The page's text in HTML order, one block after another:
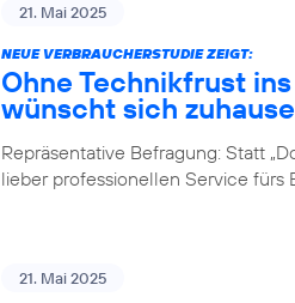
21. Mai 2025
NEUE VERBRAUCHERSTUDIE ZEIGT:
Ohne Technikfrust
wünscht sich
Repräsentative Befragung: Statt
lieber professionellen Service fürs
21. Mai 2025